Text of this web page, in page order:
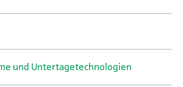
und Untertage­technologien